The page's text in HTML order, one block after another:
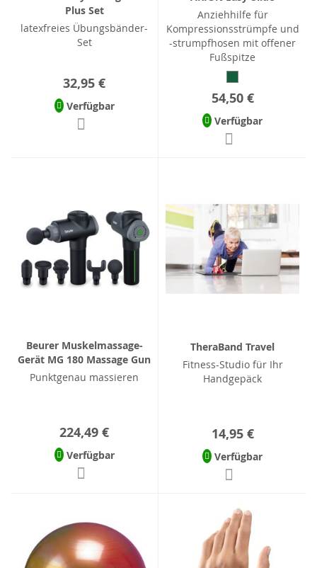
Plus Set
latexfreies Übungsbänder-
Set
32,95 €
Verfügbar
Anziehhilfe für
Kompressionsstrümpfe und
-strumpfhosen mit offener
Fußspitze
54,50 €
Verfügbar
Beurer Muskelmassage-
Gerät MG 180 Massage Gun
Punktgenau massieren
224,49 €
Verfügbar
TheraBand Travel
Fitness-Studio für Ihr
Handgepäck
14,95 €
Verfügbar